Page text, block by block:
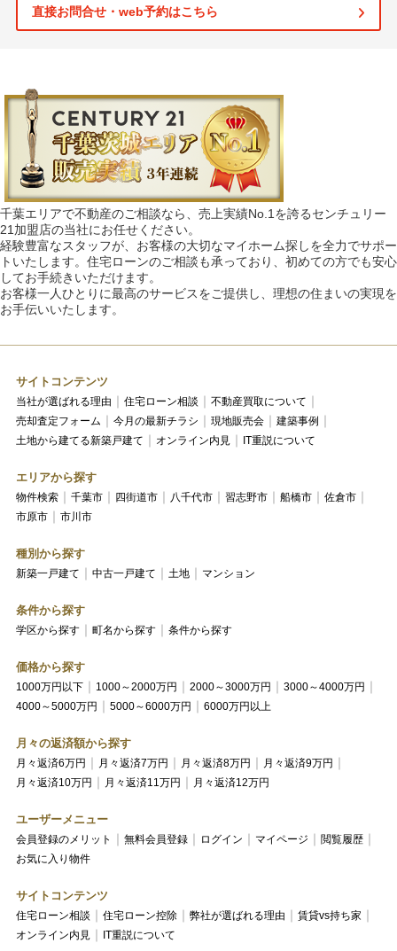
直接お問合せ・web予約はこちら
千葉エリアで不動産のご相談なら、売上実績No.1を誇るセンチュリー
21加盟店の当社にお任せください。
経験豊富なスタッフが、お客様の大切なマイホーム探しを全力でサポー
トいたします。住宅ローンのご相談も承っており、初めての方でも安心
してお手続きいただけます。
お客様一人ひとりに最高のサービスをご提供し、理想の住まいの実現を
お手伝いいたします。
サイトコンテンツ
当社が選ばれる理由 住宅ローン相談
不動産買取について
売却査定フォーム
今月の最新チラシ 現地販売会
建築事例
土地から建てる新築戸建て
オンライン内見 IT重説について
エリアから探す
物件検索 千葉市 四街道市 八千代市 習志野市 船橋市
佐倉市
市原市
市川市
種別から探す
新築一戸建て 中古一戸建て 土地 マンション
条件から探す
学区から探す 町名から探す 条件から探す
価格から探す
1000万円以下 1000～2000万円 2000～3000万円
3000～4000万円
4000～5000万円
5000～6000万円 6000万円以上
月々の返済額から探す
月々返済6万円 月々返済7万円 月々返済8万円
月々返済9万円
月々返済10万円
月々返済11万円 月々返済12万円
ユーザーメニュー
会員登録のメリット 無料会員登録 ログイン マイページ
閲覧履歴
お気に入り物件
サイトコンテンツ
住宅ローン相談 住宅ローン控除 弊社が選ばれる理由
賃貸vs持ち家
オンライン内見
IT重説について